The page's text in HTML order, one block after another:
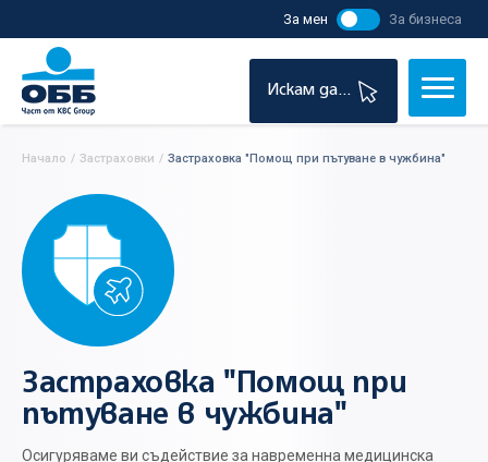
За мен За бизнеса
Искам да...
Начало / Застраховки / Застраховка "Помощ при пътуване в чужбина"
Застраховка "Помощ при
пътуване в чужбина"
Осигуряваме ви съдействие за навременна медицинска